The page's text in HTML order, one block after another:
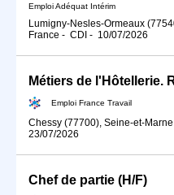
Emploi Adéquat Intérim
Lumigny-Nesles-Ormeaux
France - CDI - 10/07/2026
Emploi France Travail
Chessy (77700), Seine-et-
23/07/2026
Chef de partie (H/F)